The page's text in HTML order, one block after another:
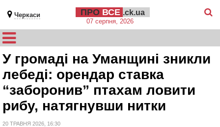
Черкаси ПРО ВСЕ .ck.ua
07 серпня, 2026
У громаді на Уманщині зникли
лебеді: орендар ставка
“заборонив” птахам ловити
рибу, натягнувши нитки
20 ТРАВНЯ 2026, 16:30